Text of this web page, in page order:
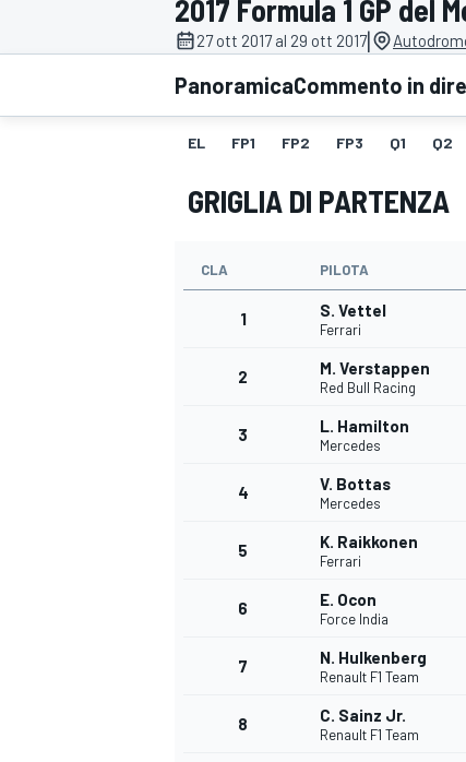
MOTOGP WEC
WRC
2017 Formula 1 GP del
27 ott 2017 al 29 ott 2017|
PanoramicaCommento in
EL FP1 FP2 FP3 Q1 Q2
GRIGLIA DI PARTENZA
CLA PILOTA
1 S. Vettel
Ferrari
2 M. Verstappen
Red Bull Racing
3 L. Hamilton
Mercedes
4 V. Bottas
Mercedes
5 K. Raikkonen
Ferrari
6 E. Ocon
Force India
7 N. Hulkenberg
Renault F1 Team
8 C. Sainz Jr.
Renault F1 Team